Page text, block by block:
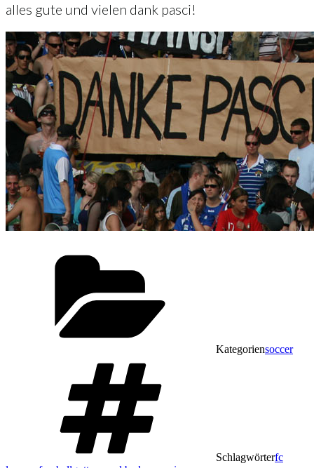
alles gute und vielen dank pasci!
Kategoriensoccer
Schlagwörterfc